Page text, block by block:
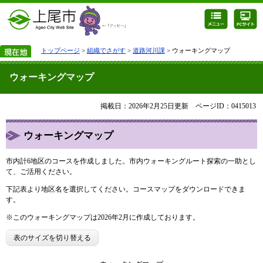
トップページ > 組織でさがす > 道路河川課 > ウォーキングマップ
ウォーキングマップ
掲載日：2026年2月25日更新 ページID：0415013
ウォーキングマップ
市内計6地区のコースを作成しました。​市内ウォーキングルート探索の一助とし
て、ご活用ください。
下記表より地区名を選択してください。コースマップをダウンロードできま
す。
※このウォーキングマップは2026年2月に作成しております。
表のサイズを切り替える